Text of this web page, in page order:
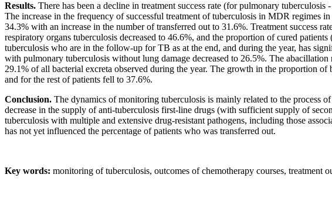
Results. There has been a decline in treatment success rate (for pulmonary
The increase in the frequency of successful treatment of tuberculosis in MDR regimes
34.3% with an increase in the number of transferred out to 31.6%. Treatment success
respiratory organs tuberculosis decreased to 46.6%, and the proportion of cured
tuberculosis who are in the follow-up for TB as at the end, and during the year, has
with pulmonary tuberculosis without lung damage decreased to 26.5%. The
29.1% of all bacterial excreta observed during the year. The growth in the proportion
and for the rest of patients fell to 37.6%.
Conclusion. The dynamics of monitoring tuberculosis is mainly related to the process
decrease in the supply of anti-tuberculosis first-line drugs (with sufficient supply of
tuberculosis with multiple and extensive drug-resistant pathogens, including those
has not yet influenced the percentage of patients who was transferred out.
Key words: monitoring of tuberculosis, outcomes of chemotherapy courses, treatment